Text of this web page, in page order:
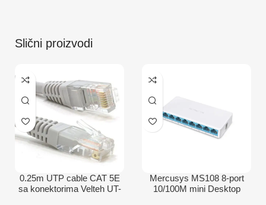
Slični proizvodi
0.25m UTP cable CAT 5E
sa konektorima Velteh UT-
Mercusys MS108 8-port
10/100M mini Desktop